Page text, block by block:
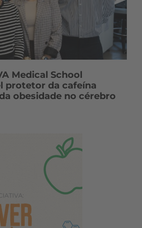
Medical School
protetor da cafeína
obesidade no cérebro